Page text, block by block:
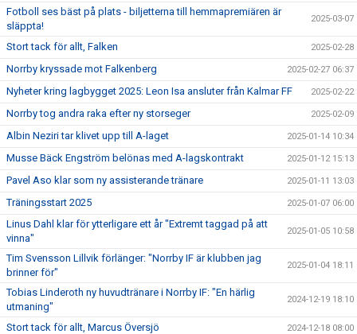
Fotboll ses bäst på plats - biljetterna till hemmapremiären är
släppta!
2025-03-07
Stort tack för allt, Falken 2025-02-28
Norrby kryssade mot Falkenberg 2025-02-27 06:37
Nyheter kring lagbygget 2025: Leon Isa ansluter från Kalmar FF 2025-02-22
Norrby tog andra raka efter ny storseger 2025-02-09
Albin Neziri tar klivet upp till A-laget 2025-01-14 10:34
Musse Bäck Engström belönas med A-lagskontrakt 2025-01-12 15:13
Pavel Aso klar som ny assisterande tränare 2025-01-11 13:03
Träningsstart 2025 2025-01-07 06:00
Linus Dahl klar för ytterligare ett år "Extremt taggad på att
vinna"
2025-01-05 10:58
Tim Svensson Lillvik förlänger: "Norrby IF är klubben jag
brinner för"
2025-01-04 18:11
Tobias Linderoth ny huvudtränare i Norrby IF: "En härlig
utmaning"
2024-12-19 18:10
Stort tack för allt, Marcus Översjö 2024-12-18 08:00